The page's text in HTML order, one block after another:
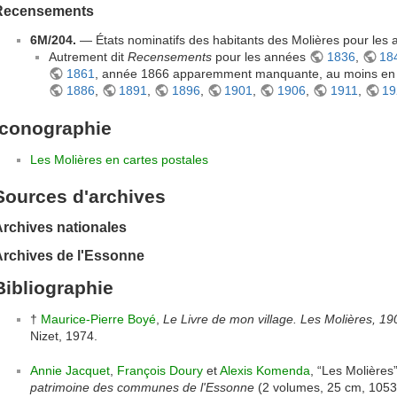
6M/204. — États nominatifs des habitants des Molières pour les
Autrement dit Recensements pour les années 1836
1861
, année 1866 apparemment manquante, au moins
1886
1891 1896 1901 1906 1911
Les Molières en cartes postales
d'archives
nationales
de l'Essonne
† Maurice-Pierre Boyé, Le Livre de mon village. Les Molières,
Nizet, 1974.
Annie Jacquet François Doury etAlexis Komenda , “Les
patrimoine des communes de l'Essonne (2 volumes, 25 cm,